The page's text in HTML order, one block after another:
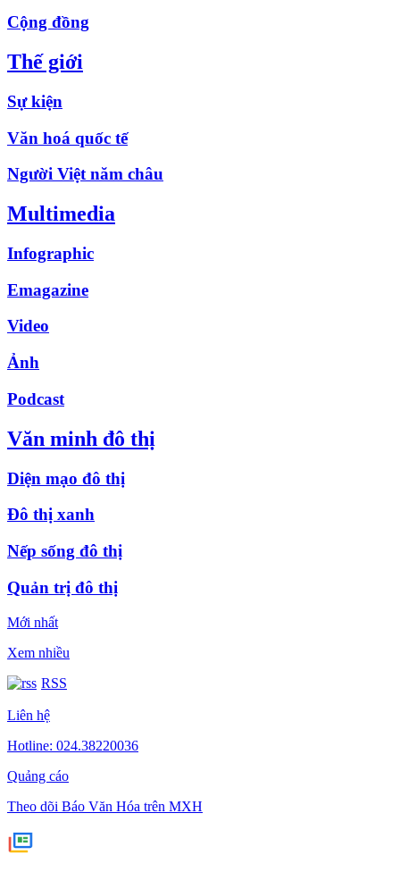
Cộng đồng
Thế giới
Sự kiện
Văn hoá quốc tế
Người Việt năm châu
Multimedia
Infographic
Emagazine
Video
Ảnh
Podcast
Văn minh đô thị
Diện mạo đô thị
Đô thị xanh
Nếp sống đô thị
Quản trị đô thị
Mới nhất
Xem nhiều
RSS
Liên hệ
Hotline: 024.38220036
Quảng cáo
Theo dõi Báo Văn Hóa trên MXH